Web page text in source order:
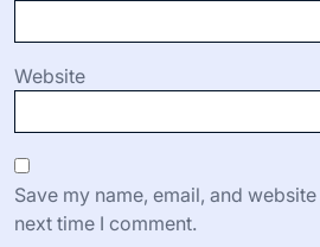
Website
Save my name, email, and
next time I comment.